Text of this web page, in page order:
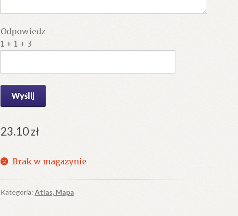
Odpowiedz
1 + 1 + 3
23.10zł
Brak w magazynie
Kategoria: Atlas, Mapa